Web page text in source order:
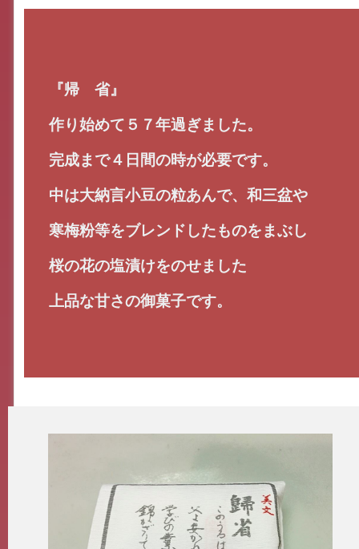
『帰 省』
作り始めて５７年過ぎました。
完成まで４日間の時が必要です。
中は大納言小豆の粒あんで、和三盆や
寒梅粉等をブレンドしたものをまぶし
桜の花の塩漬けをのせました
上品な甘さの御菓子です。